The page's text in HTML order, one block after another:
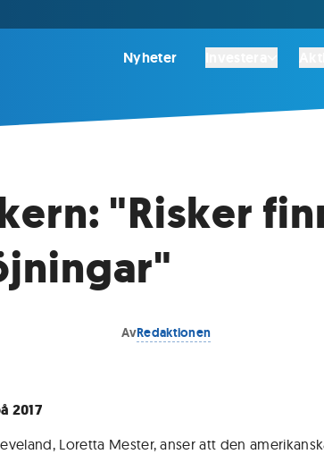
Nyheter
"Risker
AvRedaktionen
2017
Loretta Mester, anser att den